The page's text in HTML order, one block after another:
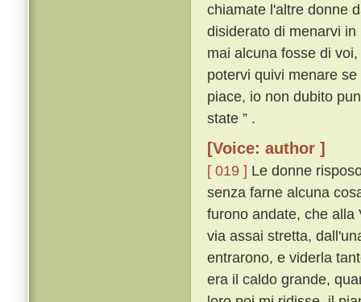
chiamate l'altre donne
disiderato di menarvi
mai alcuna fosse di
potervi quivi menare
piace, io non dubito
state ” .
[Voice: author ]
[ 019 ] Le donne
senza farne alcuna
furono andate, che alla
via assai stretta,
entrarono, e viderla
era il caldo grande,